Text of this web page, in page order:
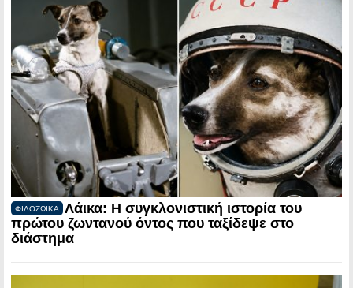
ΦΙΛΟΖΩΙΚΑ
Λάικα: Η συγκλονιστική ιστορία του
πρώτου ζωντανού όντος που ταξίδεψε στο
διάστημα